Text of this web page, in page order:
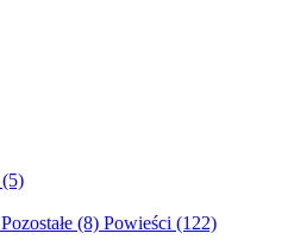
(5)
Pozostałe (8) Powieści (122)